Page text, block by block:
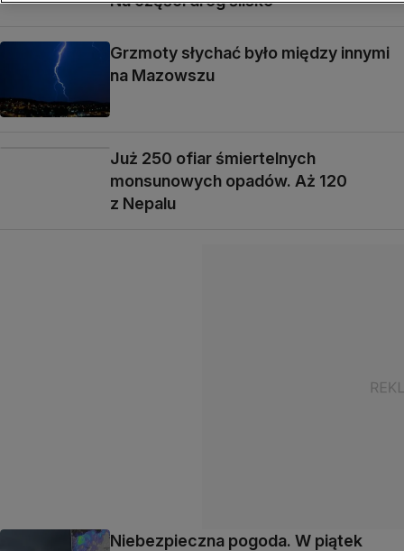
Grzmoty słychać było między innymi
na Mazowszu
Już 250 ofiar śmiertelnych
monsunowych opadów. Aż 120
z Nepalu
Niebezpieczna pogoda. W piątek